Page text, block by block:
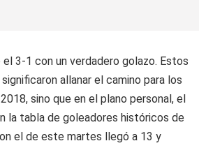
3-1 con un verdadero golazo. Estos
allanar el camino para los
sino que en el plano personal, el
la tabla de goleadores históricos de
el de este martes llegó a 13 y